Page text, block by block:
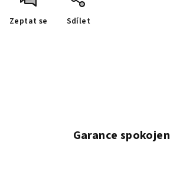
Zeptat se Sdílet
Garance